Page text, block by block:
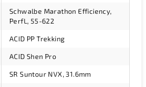
Schwalbe Marathon Efficiency,
PerfL, 55-622
ACID PP Trekking
ACID Shen Pro
SR Suntour NVX, 31.6mm